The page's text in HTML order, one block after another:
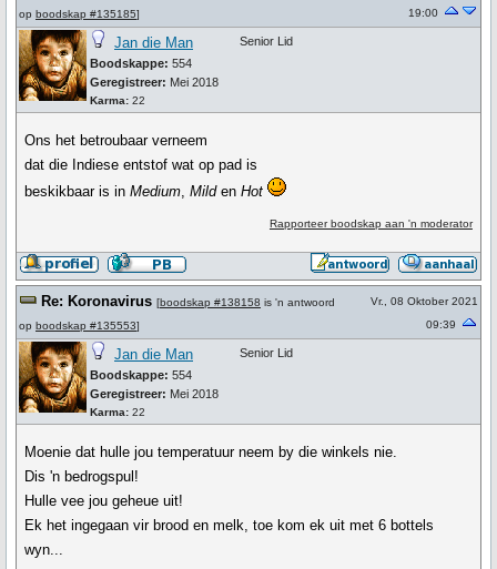
op boodskap #135185]
19:00
Jan die Man
Boodskappe: 554
Geregistreer: Mei 2018
Karma: 22
Senior Lid
Ons het betroubaar verneem
dat die Indiese entstof wat op pad is
beskikbaar is inMedium,MildenHot
Rapporteer boodskap aan 'n moderator
Re: Koronavirus [boodskap #138158 is 'n antwoord
op boodskap #135553]
Vr., 08 Oktober 2021
09:39
Jan die Man
Boodskappe: 554
Geregistreer: Mei 2018
Karma: 22
Senior Lid
Moenie dat hulle jou temperatuur neem by die winkels nie.
Dis 'n bedrogspul!
Hulle vee jou geheue uit!
Ek het ingegaan vir brood en melk, toe kom ek uit met 6 bottels
wyn...